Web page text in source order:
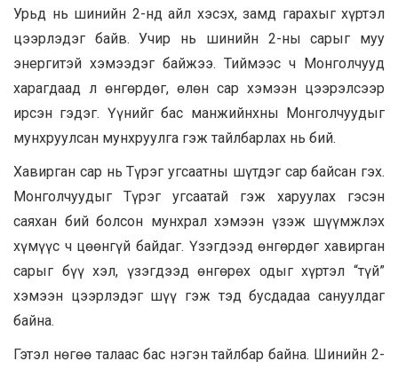
Урьд нь шинийн 2-нд айл хэсэх, замд гарахыг хүртэл
цээрлэдэг байв. Учир нь шинийн 2-ны сарыг муу
энергитэй хэмээдэг байжээ. Тиймээс ч Монголчууд
харагдаад л өнгөрдөг, өлөн сар хэмээн цээрэлсээр
ирсэн гэдэг. Үүнийг бас манжийнхны Монголчуудыг
мунхруулсан мунхруулга гэж тайлбарлах нь бий.
Хавирган сар нь Түрэг угсаатны шүтдэг сар байсан гэх.
Монголчуудыг Түрэг угсаатай гэж харуулах гэсэн
саяхан бий болсон мунхрал хэмээн үзэж шүүмжлэх
хүмүүс ч цөөнгүй байдаг. Үзэгдээд өнгөрдөг хавирган
сарыг бүү хэл, үзэгдээд өнгөрөх одыг хүртэл “түй”
хэмээн цээрлэдэг шүү гэж тэд бусдадаа сануулдаг
байна.
Гэтэл нөгөө талаас бас нэгэн тайлбар байна. Шинийн 2-